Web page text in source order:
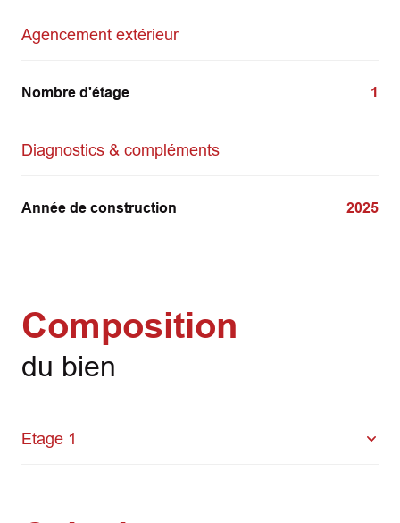
Agencement extérieur
Nombre d'étage 1
Diagnostics & compléments
Année de construction 2025
Composition
du bien
Etage 1